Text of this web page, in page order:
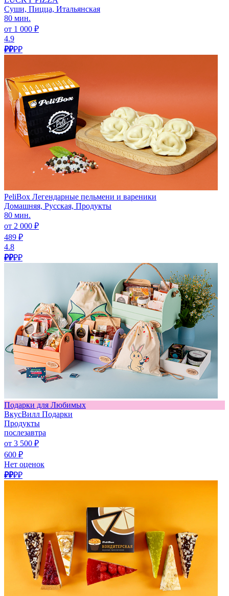
Суши, Пицца, Итальянская
80 мин.
от 1 000 ₽
4.9
₽₽₽₽
PeliBox Легендарные пельмени и вареники
Домашняя, Русская, Продукты
80 мин.
от 2 000 ₽
489 ₽
4.8
₽₽₽₽
Подарки для Любимых
ВкусВилл Подарки
Продукты
послезавтра
от 3 500 ₽
600 ₽
Нет оценок
₽₽₽₽